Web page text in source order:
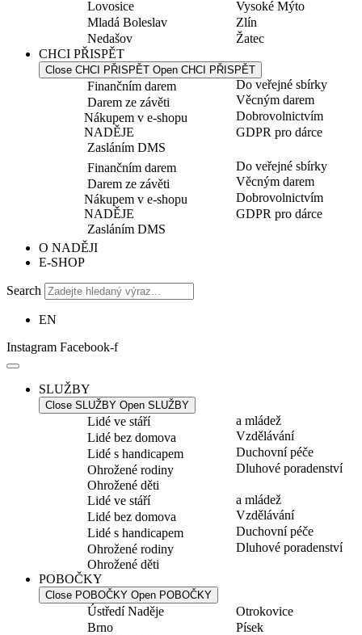
Lovosice
Mladá Boleslav
Nedašov
Vysoké Mýto
Zlín
Žatec
CHCI PŘISPĚT
Close CHCI PŘISPĚT Open CHCI PŘISPĚT
Finančním darem
Darem ze závěti
Nákupem v e-shopu
NADĚJE
Zasláním DMS
Do veřejné sbírky
Věcným darem
Dobrovolnictvím
GDPR pro dárce
Finančním darem
Darem ze závěti
Nákupem v e-shopu
NADĚJE
Zasláním DMS
Do veřejné sbírky
Věcným darem
Dobrovolnictvím
GDPR pro dárce
O NADĚJI
E-SHOP
Search
EN
Instagram Facebook-f
SLUŽBY
Close SLUŽBY Open SLUŽBY
Lidé ve stáří
Lidé bez domova
Lidé s handicapem
Ohrožené rodiny
Ohrožené děti
a mládež
Vzdělávání
Duchovní péče
Dluhové poradenství
Lidé ve stáří
Lidé bez domova
Lidé s handicapem
Ohrožené rodiny
Ohrožené děti
a mládež
Vzdělávání
Duchovní péče
Dluhové poradenství
POBOČKY
Close POBOČKY Open POBOČKY
Ústředí Naděje
Brno
Otrokovice
Písek